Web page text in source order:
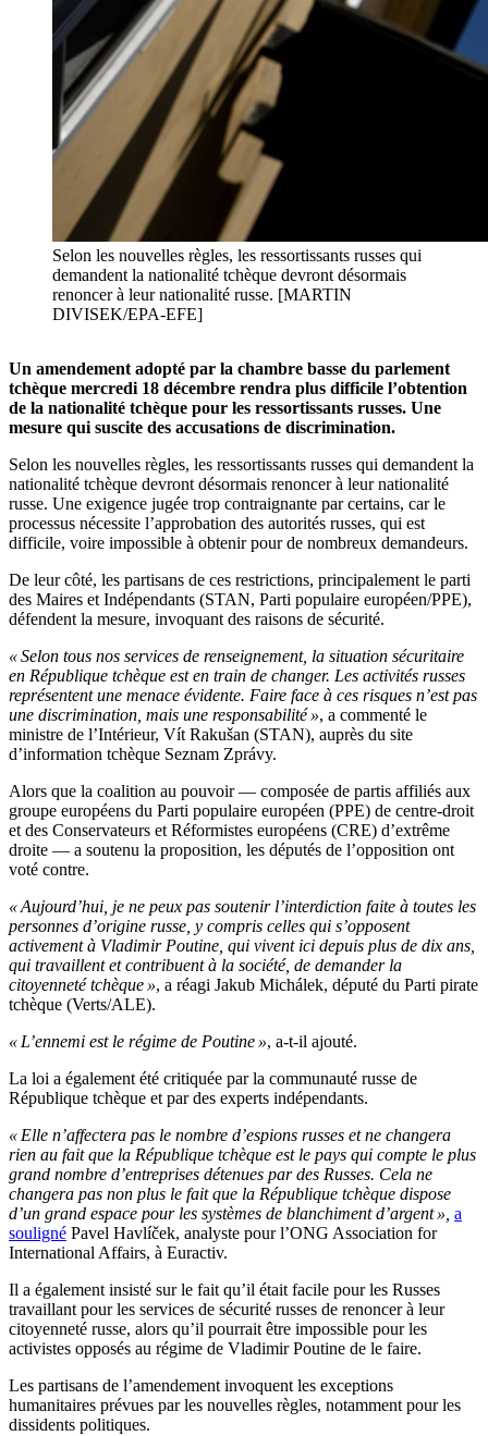
Selon les nouvelles règles, les ressortissants russes qui
demandent la nationalité tchèque devront désormais
renoncer à leur nationalité russe. [MARTIN
DIVISEK/EPA-EFE]
Un amendement adopté par la chambre basse du parlement
tchèque mercredi 18 décembre rendra plus difficile l’obtention
de la nationalité tchèque pour les ressortissants russes. Une
mesure qui suscite des accusations de discrimination.
Selon les nouvelles règles, les ressortissants russes qui demandent la
nationalité tchèque devront désormais renoncer à leur nationalité
russe. Une exigence jugée trop contraignante par certains, car le
processus nécessite l’approbation des autorités russes, qui est
difficile, voire impossible à obtenir pour de nombreux demandeurs.
De leur côté, les partisans de ces restrictions, principalement le parti
des Maires et Indépendants (STAN, Parti populaire européen/PPE),
défendent la mesure, invoquant des raisons de sécurité.
« Selon tous nos services de renseignement, la situation sécuritaire
en République tchèque est en train de changer. Les activités russes
représentent une menace évidente. Faire face à ces risques n’est pas
une discrimination, mais une responsabilité », a commenté le
ministre de l’Intérieur, Vít Rakušan (STAN), auprès du site
d’information tchèque Seznam Zprávy.
Alors que la coalition au pouvoir — composée de partis affiliés aux
groupe européens du Parti populaire européen (PPE) de centre-droit
et des Conservateurs et Réformistes européens (CRE) d’extrême
droite — a soutenu la proposition, les députés de l’opposition ont
voté contre.
« Aujourd’hui, je ne peux pas soutenir l’interdiction faite à toutes les
personnes d’origine russe, y compris celles qui s’opposent
activement à Vladimir Poutine, qui vivent ici depuis plus de dix ans,
qui travaillent et contribuent à la société, de demander la
citoyenneté tchèque », a réagi Jakub Michálek, député du Parti pirate
tchèque (Verts/ALE).
« L’ennemi est le régime de Poutine », a-t-il ajouté.
La loi a également été critiquée par la communauté russe de
République tchèque et par des experts indépendants.
« Elle n’affectera pas le nombre d’espions russes et ne changera
rien au fait que la République tchèque est le pays qui compte le plus
grand nombre d’entreprises détenues par des Russes. Cela ne
changera pas non plus le fait que la République tchèque dispose
d’un grand espace pour les systèmes de blanchiment d’argent », a
souligné Pavel Havlíček, analyste pour l’ONG Association for
International Affairs, à Euractiv.
Il a également insisté sur le fait qu’il était facile pour les Russes
travaillant pour les services de sécurité russes de renoncer à leur
citoyenneté russe, alors qu’il pourrait être impossible pour les
activistes opposés au régime de Vladimir Poutine de le faire.
Les partisans de l’amendement invoquent les exceptions
humanitaires prévues par les nouvelles règles, notamment pour les
dissidents politiques.